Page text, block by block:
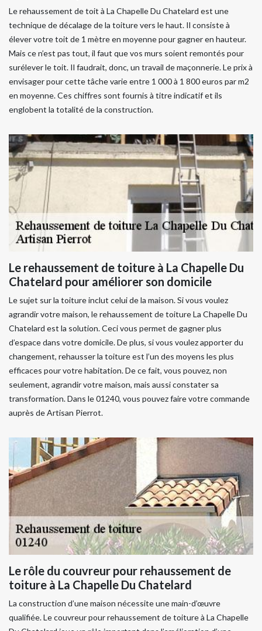
Le rehaussement de toit à La Chapelle Du Chatelard est une
technique de décalage de la toiture vers le haut. Il consiste à
élever votre toit de 1 mètre en moyenne pour gagner en hauteur.
Mais ce n’est pas tout, il faut que vos murs soient remontés pour
surélever le toit. Il faudrait, donc, un travail de maçonnerie. Le prix à
envisager pour cette tâche varie entre 1 000 à 1 800 euros par m2
en moyenne. Ces chiffres sont fournis à titre indicatif et ils
englobent la totalité de la construction.
Le rehaussement de toiture à La Chapelle Du
Chatelard pour améliorer son domicile
Le sujet sur la toiture inclut celui de la maison. Si vous voulez
agrandir votre maison, le rehaussement de toiture La Chapelle Du
Chatelard est la solution. Ceci vous permet de gagner plus
d’espace dans votre domicile. De plus, si vous voulez apporter du
changement, rehausser la toiture est l’un des moyens les plus
efficaces pour votre habitation. De ce fait, vous pouvez, non
seulement, agrandir votre maison, mais aussi constater sa
transformation. Dans le 01240, vous pouvez faire votre commande
auprès de Artisan Pierrot.
Le rôle du couvreur pour rehaussement de
toiture à La Chapelle Du Chatelard
La construction d’une maison nécessite une main-d’œuvre
qualifiée. Le couvreur pour rehaussement de toiture à La Chapelle